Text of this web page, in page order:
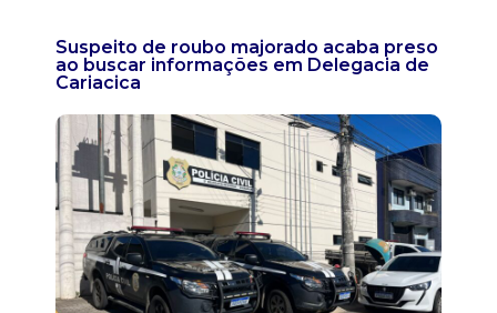
Suspeito de roubo majorado acaba preso
ao buscar informações em Delegacia de
Cariacica